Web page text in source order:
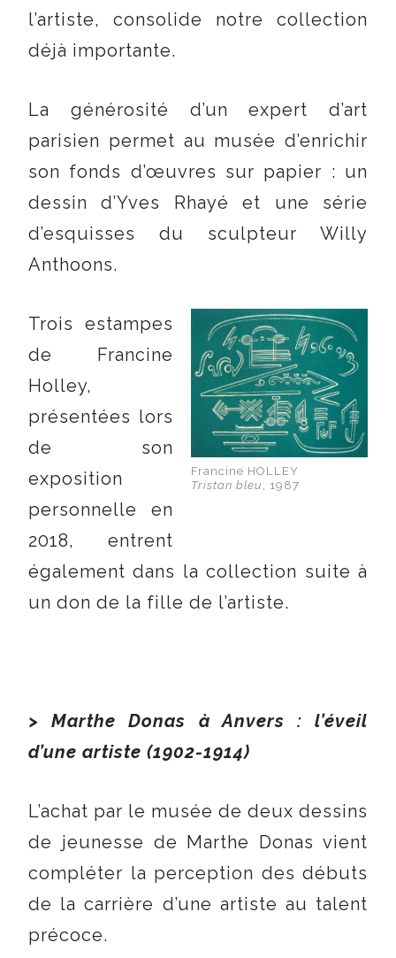
l’artiste, consolide notre collection
déjà importante.
La générosité d’un expert d’art
parisien permet au musée d’enrichir
son fonds d’œuvres sur papier : un
dessin d’Yves Rhayé et une série
d’esquisses du sculpteur Willy
Anthoons.
Francine HOLLEY
Tristan bleu , 1987
Trois estampes
de Francine
Holley,
présentées lors
de son
exposition
personnelle en
2018, entrent
également dans la collection suite à
un don de la fille de l’artiste.
> Marthe Donas à Anvers : l’éveil
d’une artiste (1902-1914)
L’achat par le musée de deux dessins
de jeunesse de Marthe Donas vient
compléter la perception des débuts
de la carrière d’une artiste au talent
précoce.